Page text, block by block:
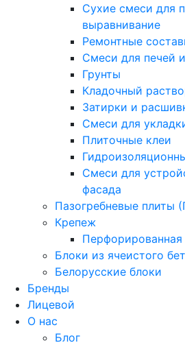
Сухие смеси для
выравнивание
Ремонтные
Смеси для печей
Грунты
Кладочный
Затирки и
Смеси для
Плиточные клеи
Смеси для
фасада
Пазогребневые плиты
Крепеж
Перфорированная
Блоки из ячеистого
Белорусские блоки
Бренды
Лицевой
О нас
Блог